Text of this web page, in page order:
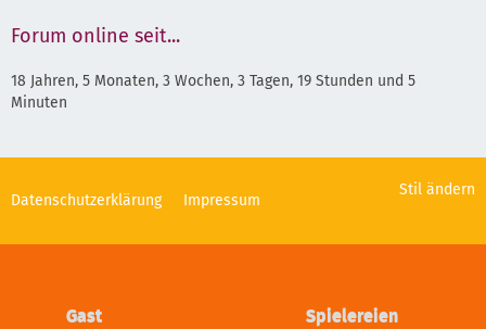
Forum online seit...
18 Jahren, 5 Monaten, 3 Wochen, 3 Tagen, 19 Stunden und 5
Minuten
Stil ändern
Datenschutzerklärung Impressum
Gast Spielereien